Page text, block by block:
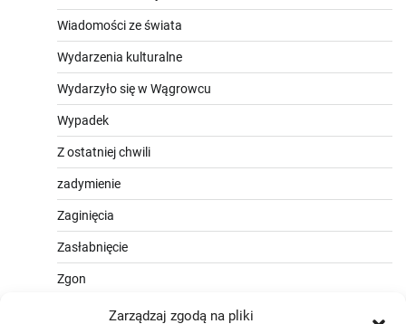
Zarządzaj zgodą na pliki
Wiadomości ze świata
Wydarzenia kulturalne
Wydarzyło się w Wągrowcu
Wypadek
Z ostatniej chwili
zadymienie
Zaginięcia
Zasłabnięcie
Zgon